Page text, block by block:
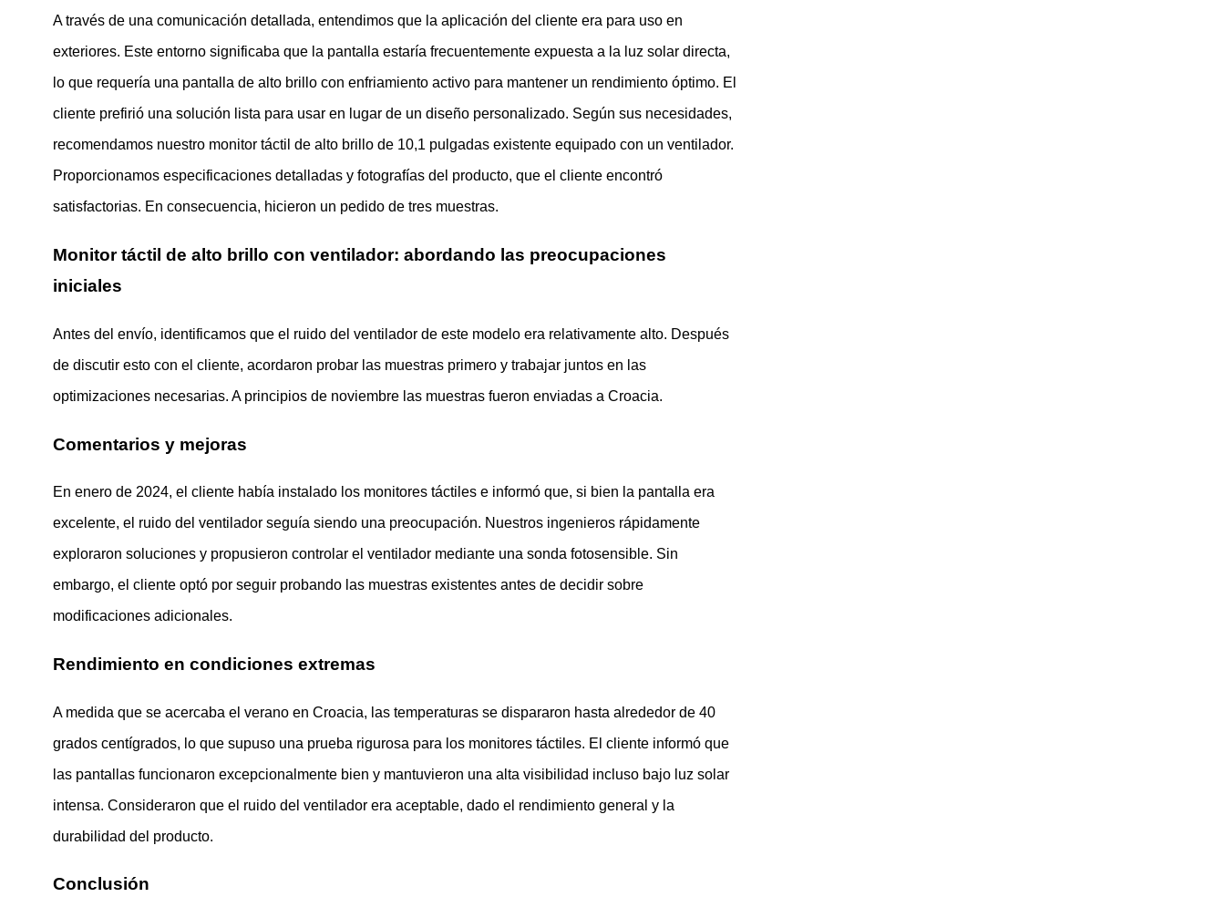
A través de una comunicación detallada, entendimos que la aplicación del cliente era para uso en
exteriores. Este entorno significaba que la pantalla estaría frecuentemente expuesta a la luz solar directa,
lo que requería una pantalla de alto brillo con enfriamiento activo para mantener un rendimiento óptimo. El
cliente prefirió una solución lista para usar en lugar de un diseño personalizado. Según sus necesidades,
recomendamos nuestro monitor táctil de alto brillo de 10,1 pulgadas existente equipado con un ventilador.
Proporcionamos especificaciones detalladas y fotografías del producto, que el cliente encontró
satisfactorias. En consecuencia, hicieron un pedido de tres muestras.
Monitor táctil de alto brillo con ventilador: abordando las preocupaciones
iniciales
Antes del envío, identificamos que el ruido del ventilador de este modelo era relativamente alto. Después
de discutir esto con el cliente, acordaron probar las muestras primero y trabajar juntos en las
optimizaciones necesarias. A principios de noviembre las muestras fueron enviadas a Croacia.
Comentarios y mejoras
En enero de 2024, el cliente había instalado los monitores táctiles e informó que, si bien la pantalla era
excelente, el ruido del ventilador seguía siendo una preocupación. Nuestros ingenieros rápidamente
exploraron soluciones y propusieron controlar el ventilador mediante una sonda fotosensible. Sin
embargo, el cliente optó por seguir probando las muestras existentes antes de decidir sobre
modificaciones adicionales.
Rendimiento en condiciones extremas
A medida que se acercaba el verano en Croacia, las temperaturas se dispararon hasta alrededor de 40
grados centígrados, lo que supuso una prueba rigurosa para los monitores táctiles. El cliente informó que
las pantallas funcionaron excepcionalmente bien y mantuvieron una alta visibilidad incluso bajo luz solar
intensa. Consideraron que el ruido del ventilador era aceptable, dado el rendimiento general y la
durabilidad del producto.
Conclusión